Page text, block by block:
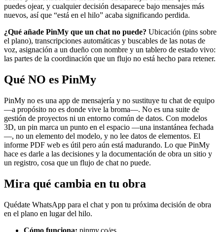
puedes ojear, y cualquier decisión desaparece bajo mensajes más
nuevos, así que “está en el hilo” acaba significando perdida.
¿Qué añade PinMy que un chat no puede? Ubicación (pins sobre
el plano), transcripciones automáticas y buscables de las notas de
voz, asignación a un dueño con nombre y un tablero de estado vivo:
las partes de la coordinación que un flujo no está hecho para retener.
Qué NO es PinMy
PinMy no es una app de mensajería y no sustituye tu chat de equipo
—a propósito no es donde vive la broma—. No es una suite de
gestión de proyectos ni un entorno común de datos. Con modelos
3D, un pin marca un punto en el espacio —una instantánea fechada
—, no un elemento del modelo, y no lee datos de elementos. El
informe PDF web es útil pero aún está madurando. Lo que PinMy
hace es darle a las decisiones y la documentación de obra un sitio y
un registro, cosa que un flujo de chat no puede.
Mira qué cambia en tu obra
Quédate WhatsApp para el chat y pon tu próxima decisión de obra
en el plano en lugar del hilo.
Cómo funciona: pinmy.co/es